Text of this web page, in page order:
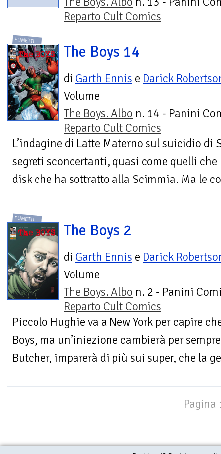
Reparto Cult Comics
FUMETTI
The Boys 14
di Garth Ennis e Darick
Volume
The Boys. Albo n. 14 - Panini
Reparto Cult Comics
L’indagine di Latte Materno sul suicidio di
segreti sconcertanti, quasi come quelli che
disk che ha sottratto alla Scimmia. Ma le
FUMETTI
The Boys 2
di Garth Ennis e Darick
Volume
The Boys. Albo n. 2 - Panini
Reparto Cult Comics
Piccolo Hughie va a New York per capire
Boys, ma un’iniezione cambierà per
Butcher, imparerà di più sui super, che la
Pagina